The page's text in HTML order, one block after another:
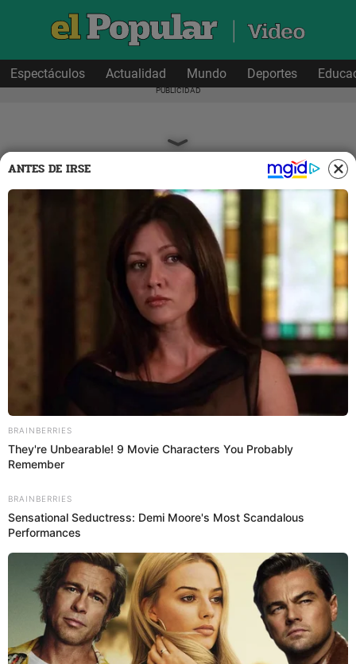
Espectáculos Actualidad Mundo Deportes
Videos
Christian Domínguez se sincera sobre
AUSENCIA de su hija mayor en su
invitó?
Christian Domínguez estuvo frente a las cámaras de 'Amor
y fuego' y no pudo evitar que lo cuestionaran por la
ausencia de su hija mayor en su matrimonio con Karla
Tarazona. Al respecto, el cantante respondió que es un
tema privado, pero, al preguntarle sobre su actual vínculo
con ella, sorprendió con sus palabras: "“Muy bien gracias a
Dios", dijo.
ANTES DE IRSE